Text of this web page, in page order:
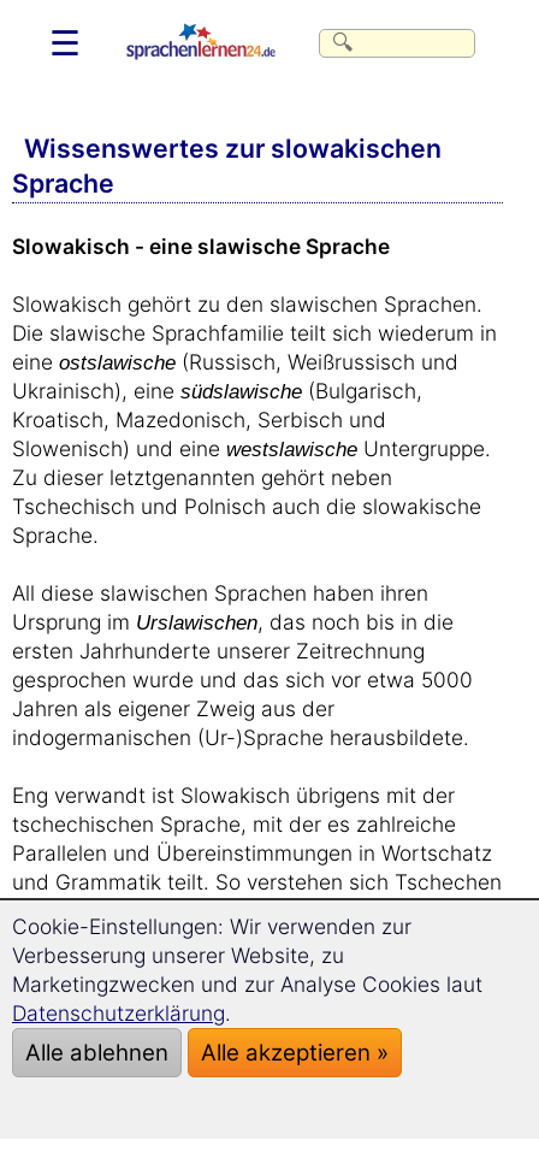
☰
Wissenswertes zur slowakischen
Sprache
Slowakisch - eine slawische Sprache
Slowakisch gehört zu den slawischen Sprachen.
Die slawische Sprachfamilie teilt sich wiederum in
eine ostslawische (Russisch, Weißrussisch und
Ukrainisch), eine südslawische (Bulgarisch,
Kroatisch, Mazedonisch, Serbisch und
Slowenisch) und eine westslawische Untergruppe.
Zu dieser letztgenannten gehört neben
Tschechisch und Polnisch auch die slowakische
Sprache.
All diese slawischen Sprachen haben ihren
Ursprung im Urslawischen, das noch bis in die
ersten Jahrhunderte unserer Zeitrechnung
gesprochen wurde und das sich vor etwa 5000
Jahren als eigener Zweig aus der
indogermanischen (Ur-)Sprache herausbildete.
Eng verwandt ist Slowakisch übrigens mit der
tschechischen Sprache, mit der es zahlreiche
Parallelen und Übereinstimmungen in Wortschatz
und Grammatik teilt. So verstehen sich Tschechen
größere Probleme. Die meisten Lehnwörter
stammen im Slowakischen aus benachbarten
slawischen Sprachen, aber auch aus dem
Lateinischen und – gerade in jüngster Zeit – aus
dem Englischen. Die Entlehnungen werden dabei
meist lediglich im Schriftbild an das slowakische
Cookie-Einstellungen: Wir verwenden zur
Verbesserung unserer Website, zu
Marketingzwecken und zur Analyse Cookies laut
Datenschutzerklärung.
Alle ablehnen Alle akzeptieren »